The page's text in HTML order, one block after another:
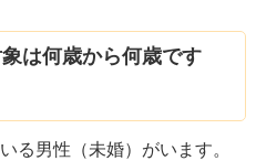
は何歳から何歳です
る男性（未婚）がいます。